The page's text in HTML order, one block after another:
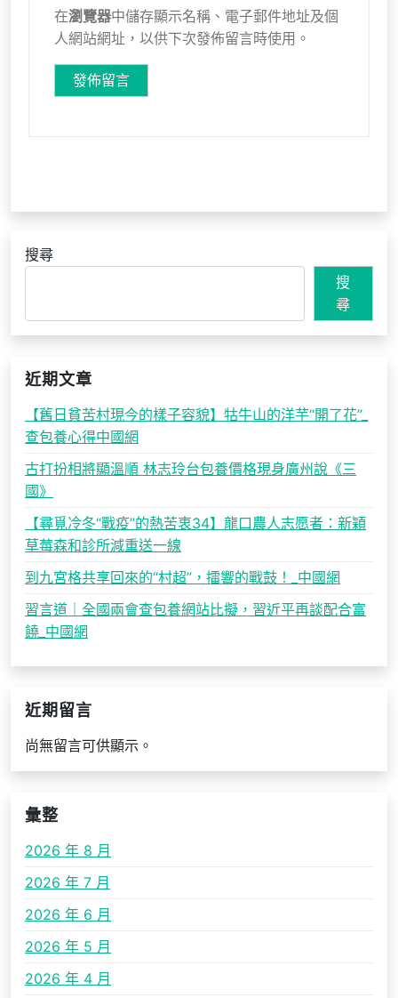
在瀏覽器中儲存顯示名稱、電子郵件地址及個
人網站網址，以供下次發佈留言時使用。
搜尋
搜
尋
近期文章
【舊日貧苦村現今的樣子容貌】牯牛山的洋芋“開了花”_
查包養心得中國網
古打扮相將顯溫順 林志玲台包養價格現身廣州說《三
國》
【尋覓冷冬“戰疫”的熱苦衷34】龍口農人志愿者：新穎
草莓森和診所減重送一線
到九宮格共享回來的“村超”，擂響的戰鼓！_中國網
習言道｜全國兩會查包養網站比擬，習近平再談配合富
饒_中國網
近期留言
尚無留言可供顯示。
彙整
2026 年 8 月
2026 年 7 月
2026 年 6 月
2026 年 5 月
2026 年 4 月